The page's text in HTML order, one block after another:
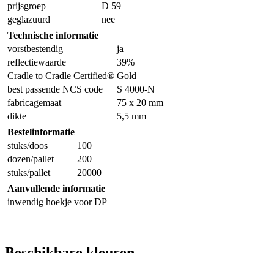
prijsgroep
D 59
geglazuurd
nee
Technische informatie
vorstbestendig
ja
reflectiewaarde
39%
Cradle to Cradle Certified® Gold
best passende NCS code
S 4000-N
fabricagemaat
75 x 20 mm
dikte
5,5 mm
Bestelinformatie
stuks/doos
100
dozen/pallet
200
stuks/pallet
20000
Aanvullende informatie
inwendig hoekje voor DP